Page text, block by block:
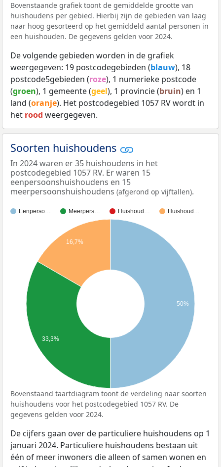
Bovenstaande grafiek toont de gemiddelde grootte van
huishoudens per gebied. Hierbij zijn de gebieden van laag
naar hoog gesorteerd op het gemiddeld aantal personen in
een huishouden. De gegevens gelden voor 2024.
De volgende gebieden worden in de grafiek
weergegeven: 19 postcodegebieden (blauw), 18
postcode5gebieden (roze), 1 numerieke postcode
(groen), 1 gemeente (geel), 1 provincie (bruin) en 1
land (oranje). Het postcodegebied 1057 RV wordt in
het rood weergegeven.
Soorten huishoudens
In 2024 waren er 35 huishoudens in het
postcodegebied 1057 RV. Er waren 15
eenpersoonshuishoudens en 15
meerpersoonshuishoudens (afgerond op vijftallen).
Eenperso… Meerpers… Huishoud… Huishoud…
16,7%
33,3%
50%
Bovenstaand taartdiagram toont de verdeling naar soorten
huishoudens voor het postcodegebied 1057 RV. De
gegevens gelden voor 2024.
De cijfers gaan over de particuliere huishoudens op 1
januari 2024. Particuliere huishoudens bestaan uit
één of meer inwoners die alleen of samen wonen en